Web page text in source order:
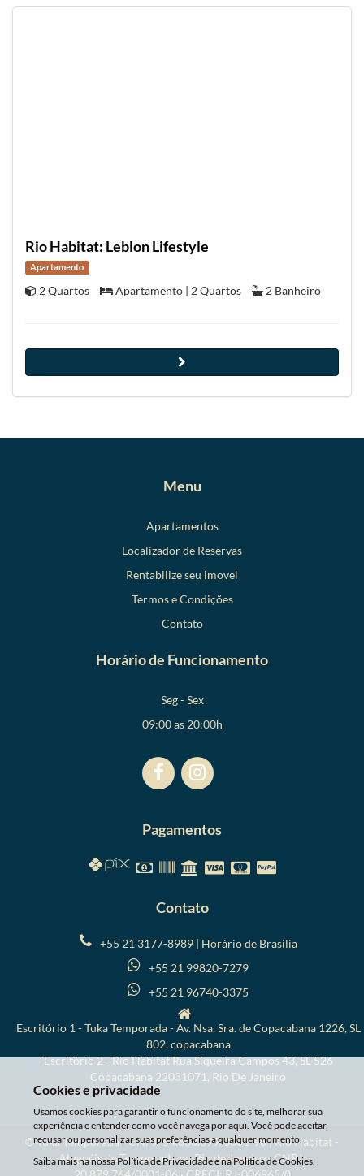
Rio Habitat: Leblon Lifestyle
Apartamento
2 Quartos Apartamento | 2 Quartos 2 Banheiro
Menu
Apartamentos
Localizador de Reservas
Rentabilize seu imovel
Termos e Condições
Contato
Horário de Funcionamento
Seg - Sex
09:00 as 20:00h
Pagamentos
Contato
+55 21 3177-8989 | Horário de Brasília
+55 21 99820-7279
+55 21 96740-3375
Escritório 1 - Tuka Temporada - Av. Nsa. Sra. de Copacabana 1226, SL
802, copacabana
Escritório 2 - Rio Habitat Rua Siqueira Campos 43, SL 526
Copacabana 22031071, Rio De Janeiro
© Tuka Temporada - CNPJ: 54.868.899/0001-98 | Rio Habitat -
Aluguéis de Temporada no Rio de Janeiro · CNPJ:
Cookies e privacidade
Usamos cookies para garantir o funcionamento do site, melhorar sua
experiência e entender como você navega por aqui. Você pode aceitar,
recusar ou personalizar suas preferências a qualquer momento.
Saiba mais na nossa Política de Privacidade e na Política de Cookies.